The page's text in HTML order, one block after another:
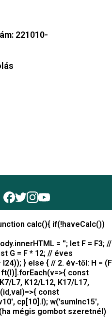
221010-
calc(){ if(!haveCalc())
= ''; let F = F3; //
G = F * 12; // éves
} else { // 2. év-től: H = (F
const
L7, K12/L12, K17/L17,
const
cp[10].I); w('sumInc15',
mégis gombot szeretnél)